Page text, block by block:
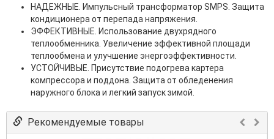
НАДЕЖНЫЕ. Импульсный трансформатор SMPS. Защита
кондиционера от перепада напряжения.
ЭФФЕКТИВНЫЕ. Использование двухрядного
теплообменника. Увеличение эффективной площади
теплообмена и улучшение энергоэффективности.
УСТОЙЧИВЫЕ. Присутствие подогрева картера
компрессора и поддона. Защита от обледенения
наружного блока и легкий запуск зимой.
Рекомендуемые товары